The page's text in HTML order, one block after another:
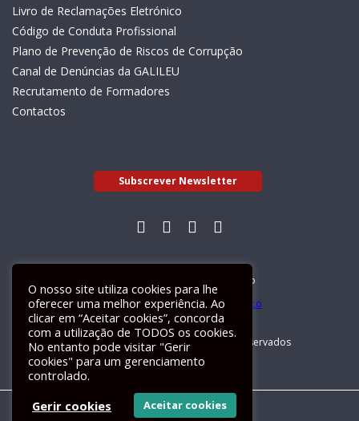
Livro de Reclamações Eletrónico
Código de Conduta Profissional
Plano de Prevenção de Riscos de Corrupção
Canal de Denúncias da GALILEU
Recrutamento de Formadores
Contactos
Subscrever Newsletter
Livro de Reclamações Electrónico
GALILEU 2026 © Todos os direitos reservados
Um siteActiveMedia
O nosso site utiliza cookies para lhe
oferecer uma melhor experiência. Ao
clicar em “Aceitar cookies”, concorda
com a utilização de TODOS os cookies.
No entanto pode visitar "Gerir
cookies" para um gerenciamento
controlado.
Gerir cookies
Aceitar cookies